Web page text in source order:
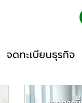
จดทะเบียนธุรกิจ
รับทำบัญชี